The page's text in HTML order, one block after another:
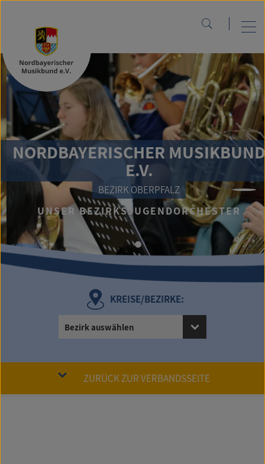
NORDBAYERISCHER MUSIKBUND
E.V.
BEZIRK OBERPFALZ
UNSER BEZIRKSJUGENDORCHESTER
KREISE/BEZIRKE:
Bezirk auswählen
ZURÜCK ZUR VERBANDSSEITE